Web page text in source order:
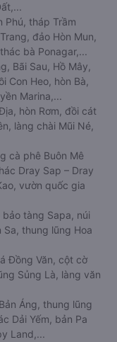
Phú, tháp Trầm
đảo Hòn Mun,
bà Ponagar,...
Bãi Sau, Hồ Mây,
Con Heo, hòn Bà,
Marina,...
hòn Rơm, đồi cát
làng chài Mũi Né,
cà phê Buôn Mê
Dray Sap – Dray
vườn quốc gia
tàng Sapa, núi
Sa, thung lũng Hoa
Đồng Văn, cột cờ
Sủng Là, làng văn
Áng, thung lũng
Dải Yếm, bản Pa
Land,...